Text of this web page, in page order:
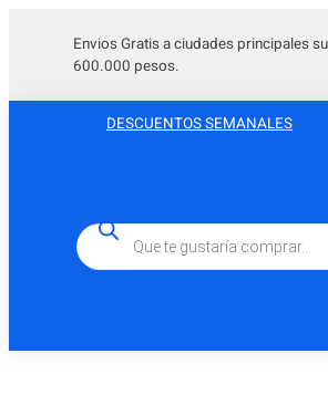
Envios Gratis a ciudades principales
600.000 pesos.
DESCUENTOS SEMANALES
Búsqueda
de
productos